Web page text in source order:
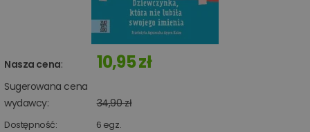
Nasza cena: 10,95 zł
Sugerowana cena
wydawcy:
34,90 zł
Dostępność: 6 egz.